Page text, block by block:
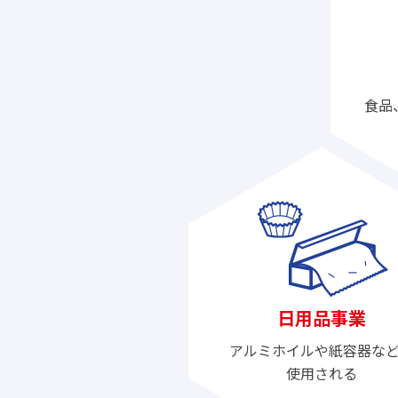
食品
日用品事業
アルミホイルや紙容器な
使用される